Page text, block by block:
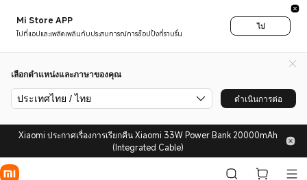
Mi Store APP
ไปที่แอปและเพลิดเพลินกับประสบการณ์การช็อปปิ้งที่ราบรื่น
ไป
เลือกตำแหน่งและภาษาของคุณ
ประเทศไทย / ไทย ดำเนินการต่อ
Xiaomi ประกาศเรื่องการเรียกคืน Xiaomi 33W Power Bank 20000mAh
(Integrated Cable)